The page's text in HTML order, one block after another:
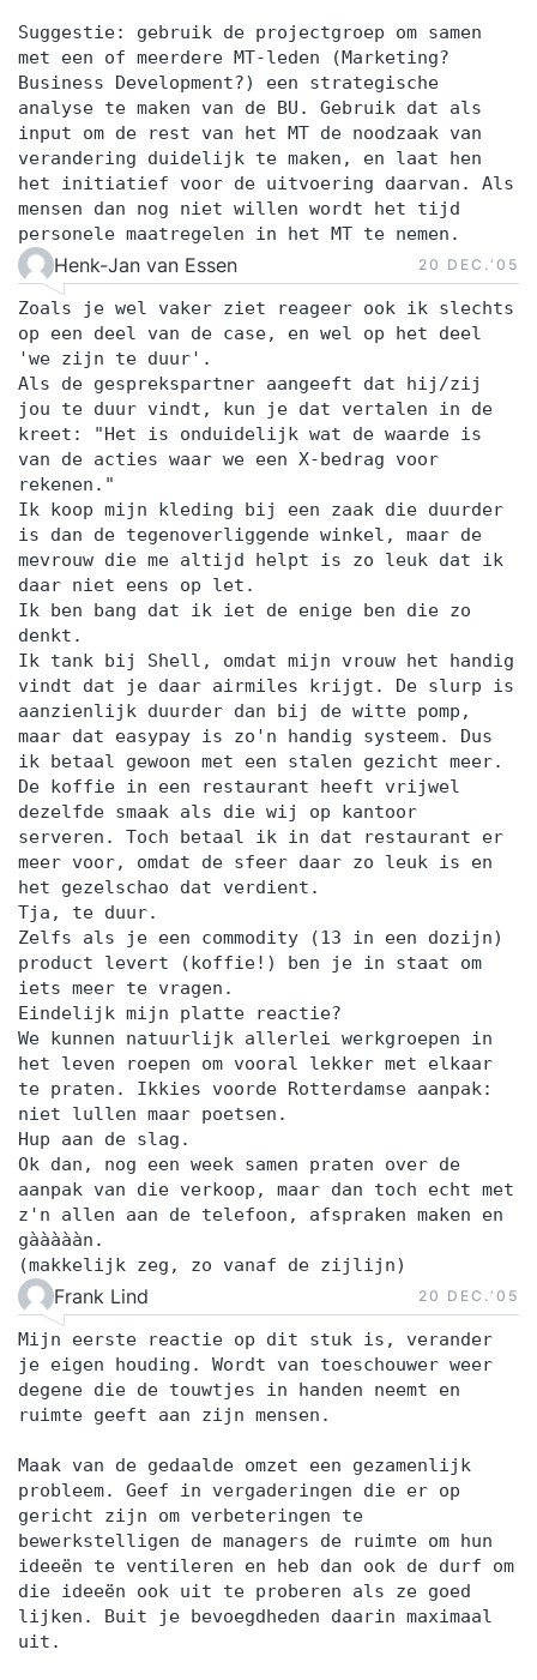
Suggestie: gebruik de projectgroep om samen
met een of meerdere MT-leden (Marketing?
Business Development?) een strategische
analyse te maken van de BU. Gebruik dat als
input om de rest van het MT de noodzaak van
verandering duidelijk te maken, en laat hen
het initiatief voor de uitvoering daarvan. Als
mensen dan nog niet willen wordt het tijd
personele maatregelen in het MT te nemen.
Henk-Jan van Essen 20 DEC.‘05
Zoals je wel vaker ziet reageer ook ik slechts
op een deel van de case, en wel op het deel
'we zijn te duur'.
Als de gesprekspartner aangeeft dat hij/zij
jou te duur vindt, kun je dat vertalen in de
kreet: "Het is onduidelijk wat de waarde is
van de acties waar we een X-bedrag voor
rekenen."
Ik koop mijn kleding bij een zaak die duurder
is dan de tegenoverliggende winkel, maar de
mevrouw die me altijd helpt is zo leuk dat ik
daar niet eens op let.
Ik ben bang dat ik iet de enige ben die zo
denkt.
Ik tank bij Shell, omdat mijn vrouw het handig
vindt dat je daar airmiles krijgt. De slurp is
aanzienlijk duurder dan bij de witte pomp,
maar dat easypay is zo'n handig systeem. Dus
ik betaal gewoon met een stalen gezicht meer.
De koffie in een restaurant heeft vrijwel
dezelfde smaak als die wij op kantoor
serveren. Toch betaal ik in dat restaurant er
meer voor, omdat de sfeer daar zo leuk is en
het gezelschao dat verdient.
Tja, te duur.
Zelfs als je een commodity (13 in een dozijn)
product levert (koffie!) ben je in staat om
iets meer te vragen.
Eindelijk mijn platte reactie?
We kunnen natuurlijk allerlei werkgroepen in
het leven roepen om vooral lekker met elkaar
te praten. Ikkies voorde Rotterdamse aanpak:
niet lullen maar poetsen.
Hup aan de slag.
Ok dan, nog een week samen praten over de
aanpak van die verkoop, maar dan toch echt met
z'n allen aan de telefoon, afspraken maken en
gàààààn.
(makkelijk zeg, zo vanaf de zijlijn)
Frank Lind 20 DEC.‘05
Mijn eerste reactie op dit stuk is, verander
je eigen houding. Wordt van toeschouwer weer
degene die de touwtjes in handen neemt en
ruimte geeft aan zijn mensen.
Maak van de gedaalde omzet een gezamenlijk
probleem. Geef in vergaderingen die er op
gericht zijn om verbeteringen te
bewerkstelligen de managers de ruimte om hun
ideeën te ventileren en heb dan ook de durf om
die ideeën ook uit te proberen als ze goed
lijken. Buit je bevoegdheden daarin maximaal
uit.